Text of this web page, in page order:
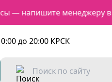
напишите менеджеру в MAX
до 20:00 КРСК